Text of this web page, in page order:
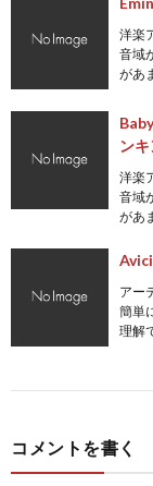
洋楽
音域
があ
ン
洋楽
音域
があ
アー
簡単
理解
コメントを書く